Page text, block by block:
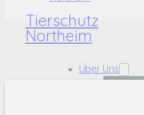
Tierschutz
Northeim
Über Uns
Das